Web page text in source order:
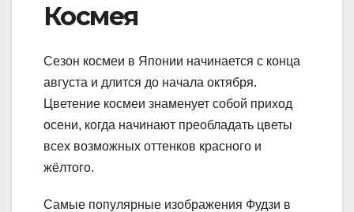
Космея
Сезон космеи в Японии начинается с конца
августа и длится до начала октября.
Цветение космеи знаменует собой приход
осени, когда начинают преобладать цветы
всех возможных оттенков красного и
жёлтого.
Самые популярные изображения Фудзи в